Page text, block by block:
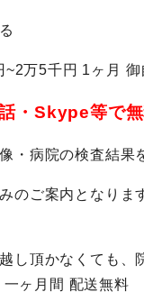
~2万5千円 1ヶ月
・Skype等で無
・病院の検査結果
のご案内となりま
し頂かなくても、
ヶ月間 配送無料